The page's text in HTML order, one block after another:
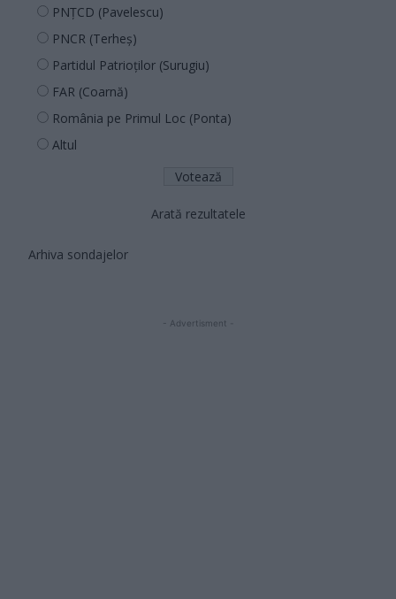
PNȚCD (Pavelescu)
PNCR (Terheș)
Partidul Patrioților (Surugiu)
FAR (Coarnă)
România pe Primul Loc (Ponta)
Altul
Arată rezultatele
Arhiva sondajelor
- Advertisment -